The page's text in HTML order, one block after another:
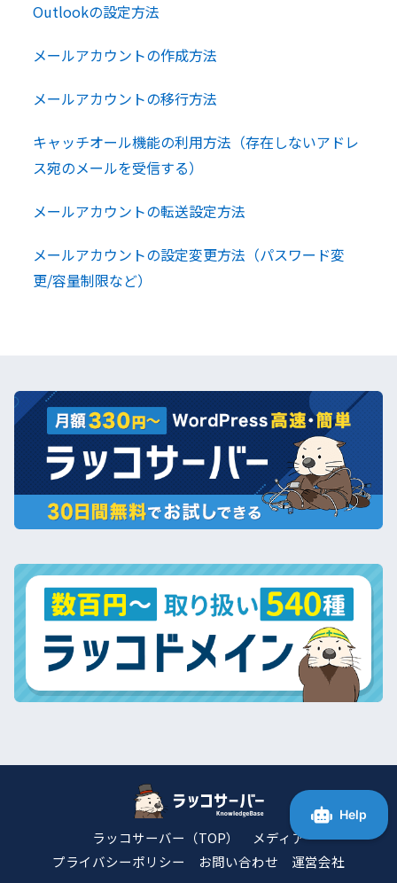
Outlookの設定方法
メールアカウントの作成方法
メールアカウントの移行方法
キャッチオール機能の利用方法（存在しないアドレ
ス宛のメールを受信する）
メールアカウントの転送設定方法
メールアカウントの設定変更方法（パスワード変
更/容量制限など）
ラッコサーバー（TOP）
メディア
プライバシーポリシー
お問い合わせ 運営会社